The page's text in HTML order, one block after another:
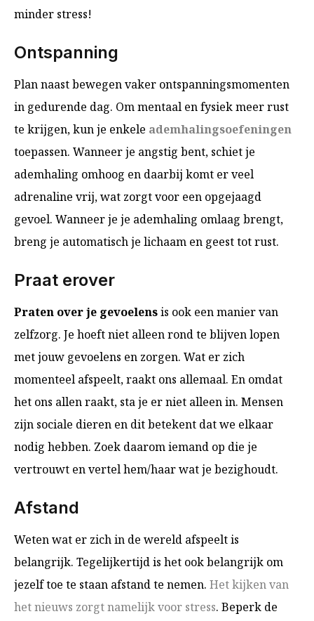
minder stress!
Ontspanning
Plan naast bewegen vaker ontspanningsmomenten
in gedurende dag. Om mentaal en fysiek meer rust
te krijgen, kun je enkele ademhalingsoefeningen
toepassen. Wanneer je angstig bent, schiet je
ademhaling omhoog en daarbij komt er veel
adrenaline vrij, wat zorgt voor een opgejaagd
gevoel. Wanneer je je ademhaling omlaag brengt,
breng je automatisch je lichaam en geest tot rust.
Praat erover
Praten over je gevoelensis ook een manier van
zelfzorg. Je hoeft niet alleen rond te blijven lopen
met jouw gevoelens en zorgen. Wat er zich
momenteel afspeelt, raakt ons allemaal. En omdat
het ons allen raakt, sta je er niet alleen in. Mensen
zijn sociale dieren en dit betekent dat we elkaar
nodig hebben. Zoek daarom iemand op die je
vertrouwt en vertel hem/haar wat je bezighoudt.
Afstand
Weten wat er zich in de wereld afspeelt is
belangrijk. Tegelijkertijd is het ook belangrijk om
jezelf toe te staan afstand te nemen. Het kijken van
het nieuws zorgt namelijk voor stress. Beperk de